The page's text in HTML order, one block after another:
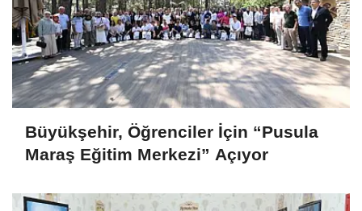
Büyükşehir, Öğrenciler İçin “Pusula
Maraş Eğitim Merkezi” Açıyor